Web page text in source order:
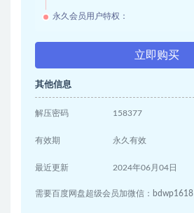
永久会员用户特权：
立即购买
其他信息
解压密码 158377
有效期 永久有效
最近更新 2024年06月04日
需要百度网盘超级会员加微信：bdwp1618